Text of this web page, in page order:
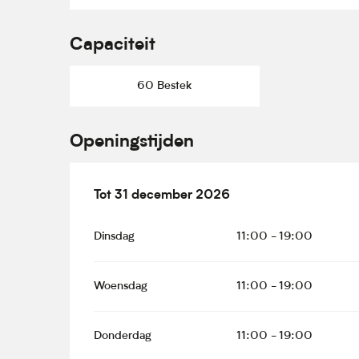
Capaciteit
60 Bestek
Openingstijden
Vanaf 20 februari 2026
Tot 31 december 2026
Dinsdag 11:00 - 19:00
Woensdag 11:00 - 19:00
Donderdag 11:00 - 19:00